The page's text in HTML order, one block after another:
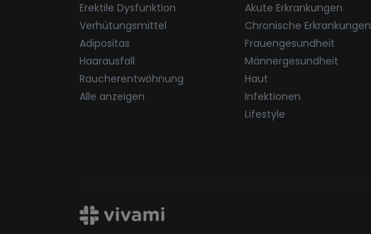
Erektile Dysfunktion
Verhütungsmittel
Adipositas
Haarausfall
Raucherentwöhnung
Alle anzeigen
Akute Erkrankungen
Chronische Erkrankungen
Frauengesundheit
Männergesundheit
Haut
Infektionen
Lifestyle